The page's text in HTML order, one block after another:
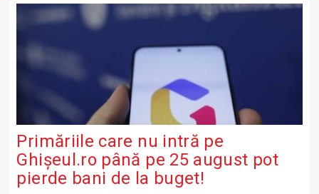
Primăriile care nu intră pe
Ghişeul.ro până pe 25 august pot
pierde bani de la buget!